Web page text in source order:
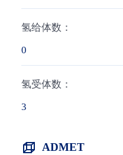
氢给体数：
0
氢受体数：
3
ADMET